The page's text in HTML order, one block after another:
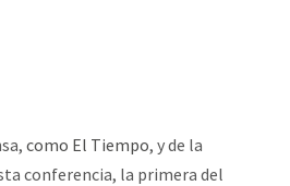
como El Tiempo, y de la
conferencia, la primera del